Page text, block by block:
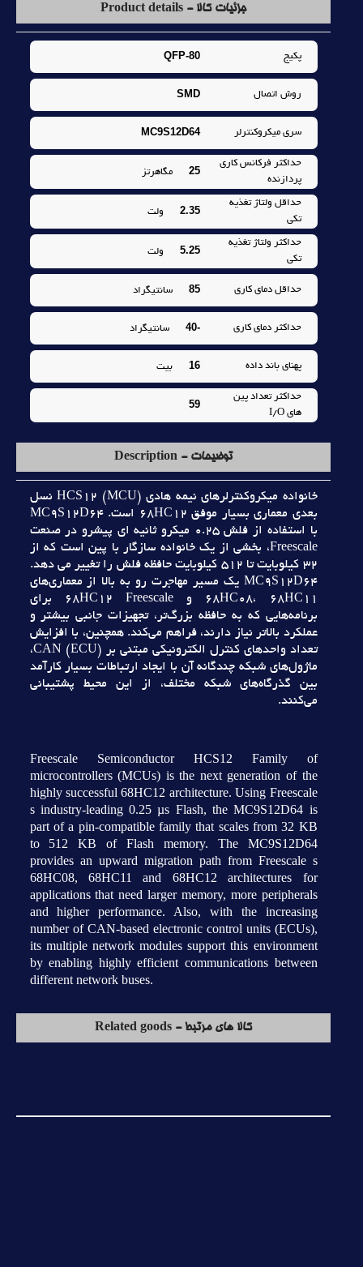
جزئیات کالا - Product details
پکيج QFP-80
روش اتصال SMD
سري ميکروکنترلر MC9S12D64
حداکثر فرکانس کاري
پردازنده
25 مگاهرتز
حداقل ولتاژ تغذيه
تکي
2.35 ولت
حداکثر ولتاژ تغذيه
تکي
5.25 ولت
حداقل دماي کاري 85 سانتيگراد
حداکثر دماي کاري -40 سانتيگراد
پهناي باند داده 16 بیت
حداکثر تعداد پين
هاي I/O
59
توضیحات - Description
خانواده ميکروکنترلرهاي نيمه هادي HCS12 (MCU) نسل
بعدي معماري بسيار موفق 68HC12 است. MC9S12D64
با استفاده از فلش 0.25 ميکرو ثانيه اي پيشرو در صنعت
Freescale، بخشي از يک خانواده سازگار با پين است که از
32 کيلوبايت تا 512 کيلوبايت حافظه فلش را تغيير مي دهد.
MC9S12D64 يک مسير مهاجرت رو به بالا از معماري‌هاي
68HC08، 68HC11 و 68HC12 Freescale براي
برنامه‌هايي که به حافظه بزرگ‌تر، تجهيزات جانبي بيشتر و
عملکرد بالاتر نياز دارند، فراهم مي‌کند. همچنين، با افزايش
تعداد واحدهاي کنترل الکترونيکي مبتني بر CAN (ECU)،
ماژول‌هاي شبکه چندگانه آن با ايجاد ارتباطات بسيار کارآمد
بين گذرگاه‌هاي شبکه مختلف، از اين محيط پشتيباني
مي‌کنند.
Freescale Semiconductor HCS12 Family of
microcontrollers (MCUs) is the next generation of the
highly successful 68HC12 architecture. Using Freescale
s industry-leading 0.25 µs Flash, the MC9S12D64 is
part of a pin-compatible family that scales from 32 KB
to 512 KB of Flash memory. The MC9S12D64
provides an upward migration path from Freescale s
68HC08, 68HC11 and 68HC12 architectures for
applications that need larger memory, more peripherals
and higher performance. Also, with the increasing
number of CAN-based electronic control units (ECUs),
its multiple network modules support this environment
by enabling highly efficient communications between
different network buses.
کالا های مرتبط - Related goods